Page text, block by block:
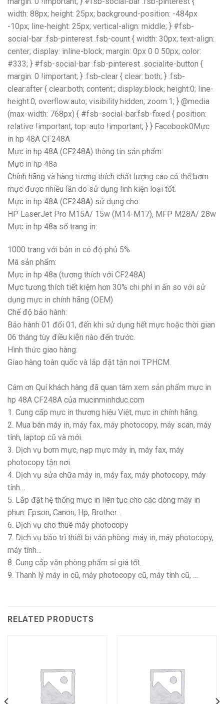
width: 88px; height: 25px; background-position: -484px
-10px; line-height: 25px; vertical-align: middle; } #fsb-
social-bar .fsb-pinterest .fsb-count { width: 30px; text-align:
center; display: inline-block; margin: 0px 0 0 50px; color:
#333; } #fsb-social-bar .fsb-pinterest .socialite-button {
margin: 0 !important; } .fsb-clear { clear: both; } .fsb-
clear:after { clear:both; content:; display:block; height:0; line-
height:0; overflow:auto; visibility:hidden; zoom:1; } @media
(max-width: 768px) { #fsb-social-bar.fsb-fixed { position:
relative !important; top: auto !important; } } Facebook0Mực
in hp 48A CF248A
Mực in hp 48A (CF248A) thông tin sản phẩm:
Mực in hp 48a
Chính hãng và hàng tương thích chất lượng cao có thể bơm
mực được nhiều lần do sử dụng linh kiện loại tốt.
Mực in hp 48A (CF248A) sử dụng cho:
HP LaserJet Pro M15A/ 15w (M14-M17), MFP M28A/ 28w
Mực in hp 48a số trang in:
1000 trang với bản in có độ phủ 5%
Mã sản phẩm:
Mực in hp 48a (tương thích với CF248A)
Mực tương thích tiết kiệm hơn 30% chi phí in ấn so với sử
dụng mực in chính hãng (OEM)
Chế độ bảo hành:
Bảo hành 01 đổi 01, đến khi sử dụng hết mực hoặc thời gian
06 tháng tùy điều kiện nào đến trước.
Hình thức giao hàng:
Giao hàng toàn quốc và lắp đặt tận nơi TPHCM.
Cám ơn Quí khách hàng đã quan tâm xem sản phẩm mực in
hp 48A CF248A của mucinminhduc.com
1. Cung cấp mực in thương hiệu Việt, mực in chính hãng.
2. Mua bán máy in, máy fax, máy photocopy, máy scan, máy
tính, laptop cũ và mới.
3. Dịch vụ bơm mực, nạp mực máy in, máy fax, máy
photocopy tận nơi.
4. Dịch vụ sửa chữa máy in, máy fax, máy photocopy, máy
tính…
5. Lắp đặt hệ thống mực in liên tục cho các dòng máy in
phun: Epson, Canon, Hp, Brother…
6. Dịch vụ cho thuê máy photocopy
7. Dịch vụ bảo trì thiết bị văn phòng: máy in, máy photocopy,
máy tính…
8. Cung cấp văn phòng phẩm sỉ giá tốt.
9. Thanh lý máy in cũ, máy photocopy cũ, máy tính cũ, …
RELATED PRODUCTS